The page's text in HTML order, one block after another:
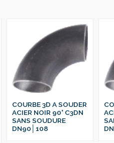
COURBE 3D A SOUDER
ACIER NOIR 90° C3DN
SANS SOUDURE
DN90│108